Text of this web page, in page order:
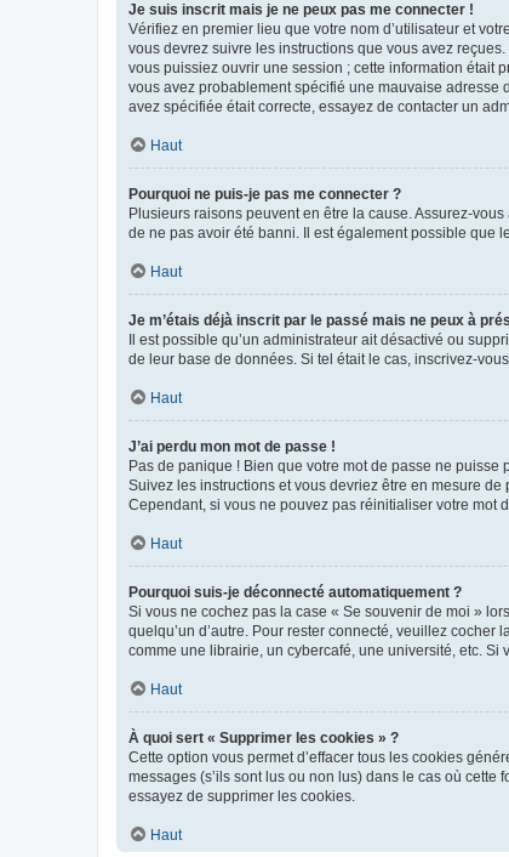
Je suis inscrit mais je ne peux pas me connecter !
Vérifiez en premier lieu que votre nom d’utilisateur et
vous devrez suivre les instructions que vous avez
vous puissiez ouvrir une session ; cette information était
vous avez probablement spécifié une mauvaise adresse
avez spécifiée était correcte, essayez de contacter un
Haut
Pourquoi ne puis-je pas me connecter ?
Plusieurs raisons peuvent en être la cause. Assurez-
de ne pas avoir été banni. Il est également possible que
Haut
Je m’étais déjà inscrit par le passé mais ne peux à
Il est possible qu’un administrateur ait désactivé ou
de leur base de données. Si tel était le cas, inscrivez-
Haut
J’ai perdu mon mot de passe !
Pas de panique ! Bien que votre mot de passe ne
Suivez les instructions et vous devriez être en mesure
Cependant, si vous ne pouvez pas réinitialiser votre mot
Haut
Pourquoi suis-je déconnecté automatiquement ?
Si vous ne cochez pas la case « Se souvenir de moi »
quelqu’un d’autre. Pour rester connecté, veuillez
comme une librairie, un cybercafé, une université, etc. Si
Haut
À quoi sert « Supprimer les cookies » ?
Cette option vous permet d’effacer tous les cookies
messages (s’ils sont lus ou non lus) dans le cas où
essayez de supprimer les cookies.
Haut